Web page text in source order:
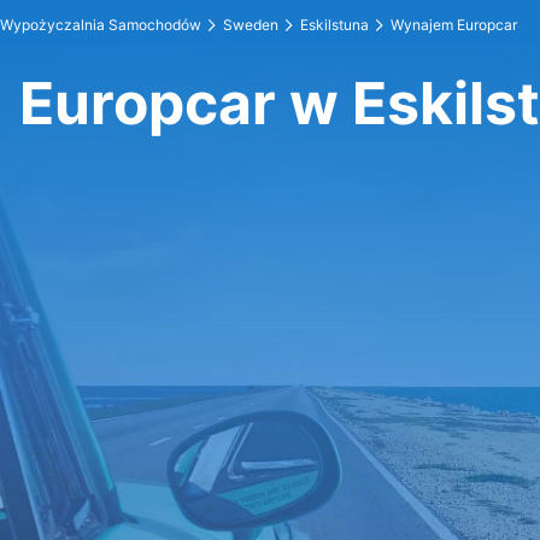
Wypożyczalnia Samochodów Sweden Eskilstuna Wynajem Europcar
Europcar w